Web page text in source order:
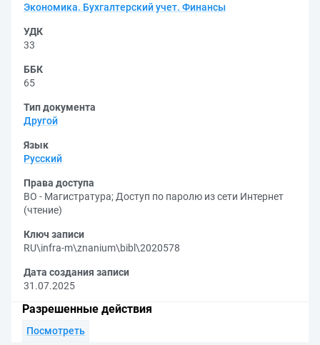
Экономика. Бухгалтерский учет. Финансы
УДК
33
ББК
65
Тип документа
Другой
Язык
Русский
Права доступа
ВО - Магистратура; Доступ по паролю из сети Интернет
(чтение)
Ключ записи
RU\infra-m\znanium\bibl\2020578
Дата создания записи
31.07.2025
Разрешенные действия
Посмотреть